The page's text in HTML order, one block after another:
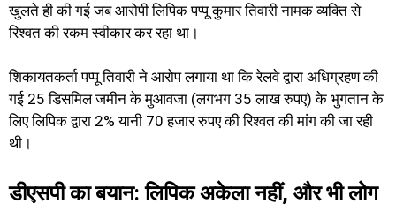
खुलते ही की गई जब आरोपी लिपिक पप्पू कुमार तिवारी नामक व्यक्ति से
रिश्वत की रकम स्वीकार कर रहा था।
शिकायतकर्ता पप्पू तिवारी ने आरोप लगाया था कि रेलवे द्वारा अधिग्रहण की
गई 25 डिसमिल जमीन के मुआवजा (लगभग 35 लाख रुपए) के भुगतान के
लिए लिपिक द्वारा 2% यानी 70 हजार रुपए की रिश्वत की मांग की जा रही
थी।
डीएसपी का बयान: लिपिक अकेला नहीं, और भी लोग